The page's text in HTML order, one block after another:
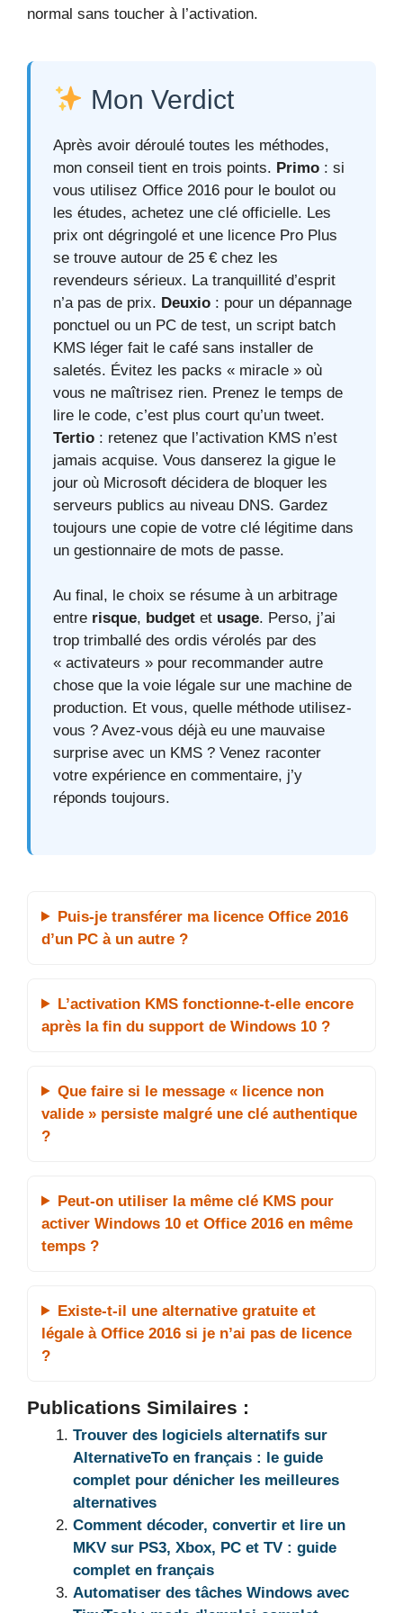
normal sans toucher à l’activation.
Mon Verdict
Après avoir déroulé toutes les méthodes,
mon conseil tient en trois points. Primo : si
vous utilisez Office 2016 pour le boulot ou
les études, achetez une clé officielle. Les
prix ont dégringolé et une licence Pro Plus
se trouve autour de 25 € chez les
revendeurs sérieux. La tranquillité d’esprit
n’a pas de prix. Deuxio : pour un dépannage
ponctuel ou un PC de test, un script batch
KMS léger fait le café sans installer de
saletés. Évitez les packs « miracle » où
vous ne maîtrisez rien. Prenez le temps de
lire le code, c’est plus court qu’un tweet.
Tertio : retenez que l’activation KMS n’est
jamais acquise. Vous danserez la gigue le
jour où Microsoft décidera de bloquer les
serveurs publics au niveau DNS. Gardez
toujours une copie de votre clé légitime dans
un gestionnaire de mots de passe.
Au final, le choix se résume à un arbitrage
entre risque, budget et usage. Perso, j’ai
trop trimballé des ordis vérolés par des
« activateurs » pour recommander autre
chose que la voie légale sur une machine de
production. Et vous, quelle méthode utilisez-
vous ? Avez-vous déjà eu une mauvaise
surprise avec un KMS ? Venez raconter
votre expérience en commentaire, j’y
réponds toujours.
Puis-je transférer ma licence Office 2016
d’un PC à un autre ?
L’activation KMS fonctionne-t-elle encore
après la fin du support de Windows 10 ?
Que faire si le message « licence non
valide » persiste malgré une clé authentique
?
Peut-on utiliser la même clé KMS pour
activer Windows 10 et Office 2016 en même
temps ?
Existe-t-il une alternative gratuite et
légale à Office 2016 si je n’ai pas de licence
?
Publications Similaires :
Trouver des logiciels alternatifs sur
AlternativeTo en français : le guide
complet pour dénicher les meilleures
alternatives
Comment décoder, convertir et lire un
MKV sur PS3, Xbox, PC et TV : guide
complet en français
Automatiser des tâches Windows avec